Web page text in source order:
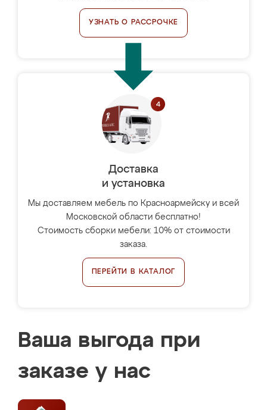
УЗНАТЬ О РАССРОЧКЕ
Доставка
и установка
Мы доставляем мебель по Красноармейску и всей
Московской области бесплатно!
Стоимость сборки мебели: 10% от стоимости
заказа.
ПЕРЕЙТИ В КАТАЛОГ
Ваша выгода при
заказе у нас